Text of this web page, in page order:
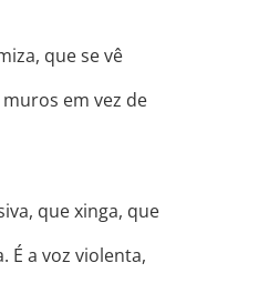
que se vê
em vez de
que xinga, que
É a voz violenta,